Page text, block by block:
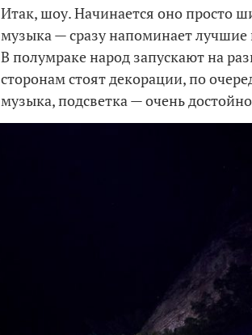
Итак, шоу. Начинается оно просто
музыка — сразу напоминает лучшие
В полумраке народ запускают на
сторонам стоят декорации, по
музыка, подсветка — очень